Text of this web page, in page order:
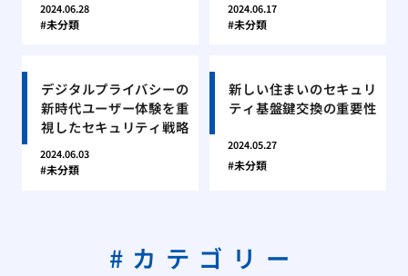
2024.06.28
未分類
2024.06.17
未分類
デジタルプライバシーの
新時代ユーザー体験を重
視したセキュリティ戦略
2024.06.03
未分類
新しい住まいのセキュリ
ティ基盤鍵交換の重要性
2024.05.27
未分類
カテゴリー